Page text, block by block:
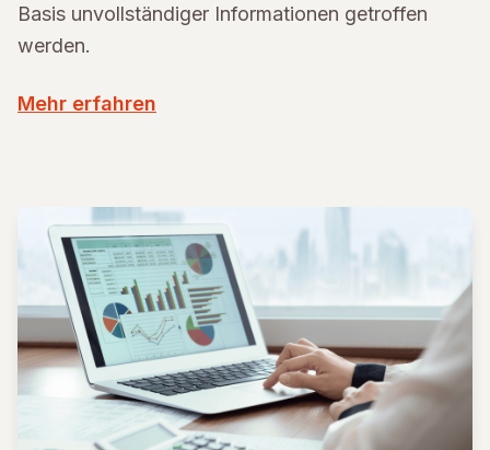
Basis unvollständiger Informationen getroffen
werden.
Mehr erfahren